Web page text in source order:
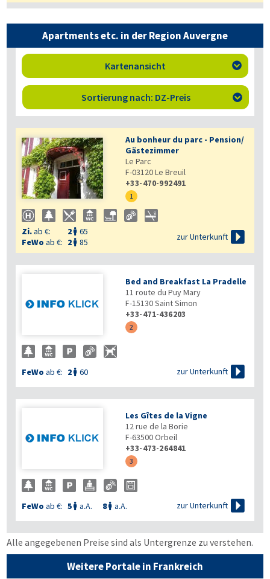
Apartments etc. in der Region Auvergne
Kartenansicht 
Sortierung nach: DZ-Preis 
Au bonheur du parc - Pension/
Gästezimmer
Le Parc
F-03120Le Breuil
+33-470-992491
1
Zi.ab €: 2  65
FeWo ab €: 2  85
zur Unterkunft 
Bed and Breakfast La Pradelle
11 route du Puy Mary
F-15130Saint Simon
+33-471-436203
2
FeWo ab €: 2  60 zur Unterkunft 
Les Gîtes de la Vigne
12 rue de la Borie
F-63500Orbeil
+33-473-264841
3
FeWo ab €: 5  a.A. 8 a.A. zur Unterkunft 
Alle angegebenen Preise sind als Untergrenze zu verstehen.
Weitere Portale in Frankreich